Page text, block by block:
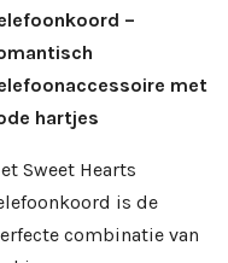
–
met
hartjes
Sweet Hearts
is de
combinatie van